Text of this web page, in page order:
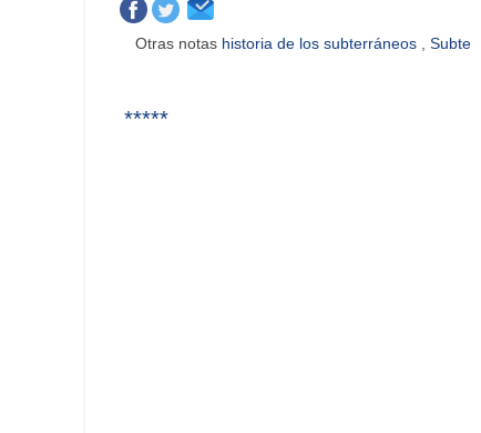
Otras notas historia de los subterráneos ,Subte
*****